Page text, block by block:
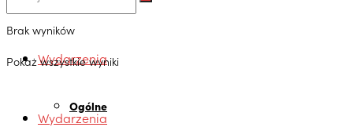
Brak wyników
Pokaż wszystkie wyniki
Wydarzenia
Ogólne
Wydarzenia